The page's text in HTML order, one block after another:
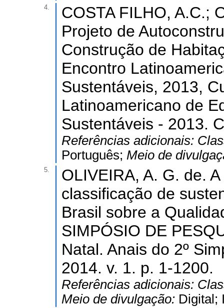
4.
COSTA FILHO, A.C.;
Projeto de
Construção de
Encontro
Sustentáveis, 2013,
Latinoamericano de
Sustentáveis - 2013.
Referências adicionais:
Português; Meio de
5.
OLIVEIRA, A. G. de.
classificação de
Brasil sobre a
SIMPÓSIO DE
Natal. Anais do 2º
2014. v. 1. p. 1-1200.
Referências adicionais:
Meio de divulgação: Digital;